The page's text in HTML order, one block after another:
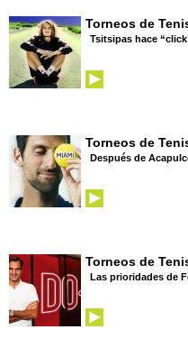
Torneos de
Tsitsipas hace
Torneos de
Después de
Torneos de
Las prioridades de